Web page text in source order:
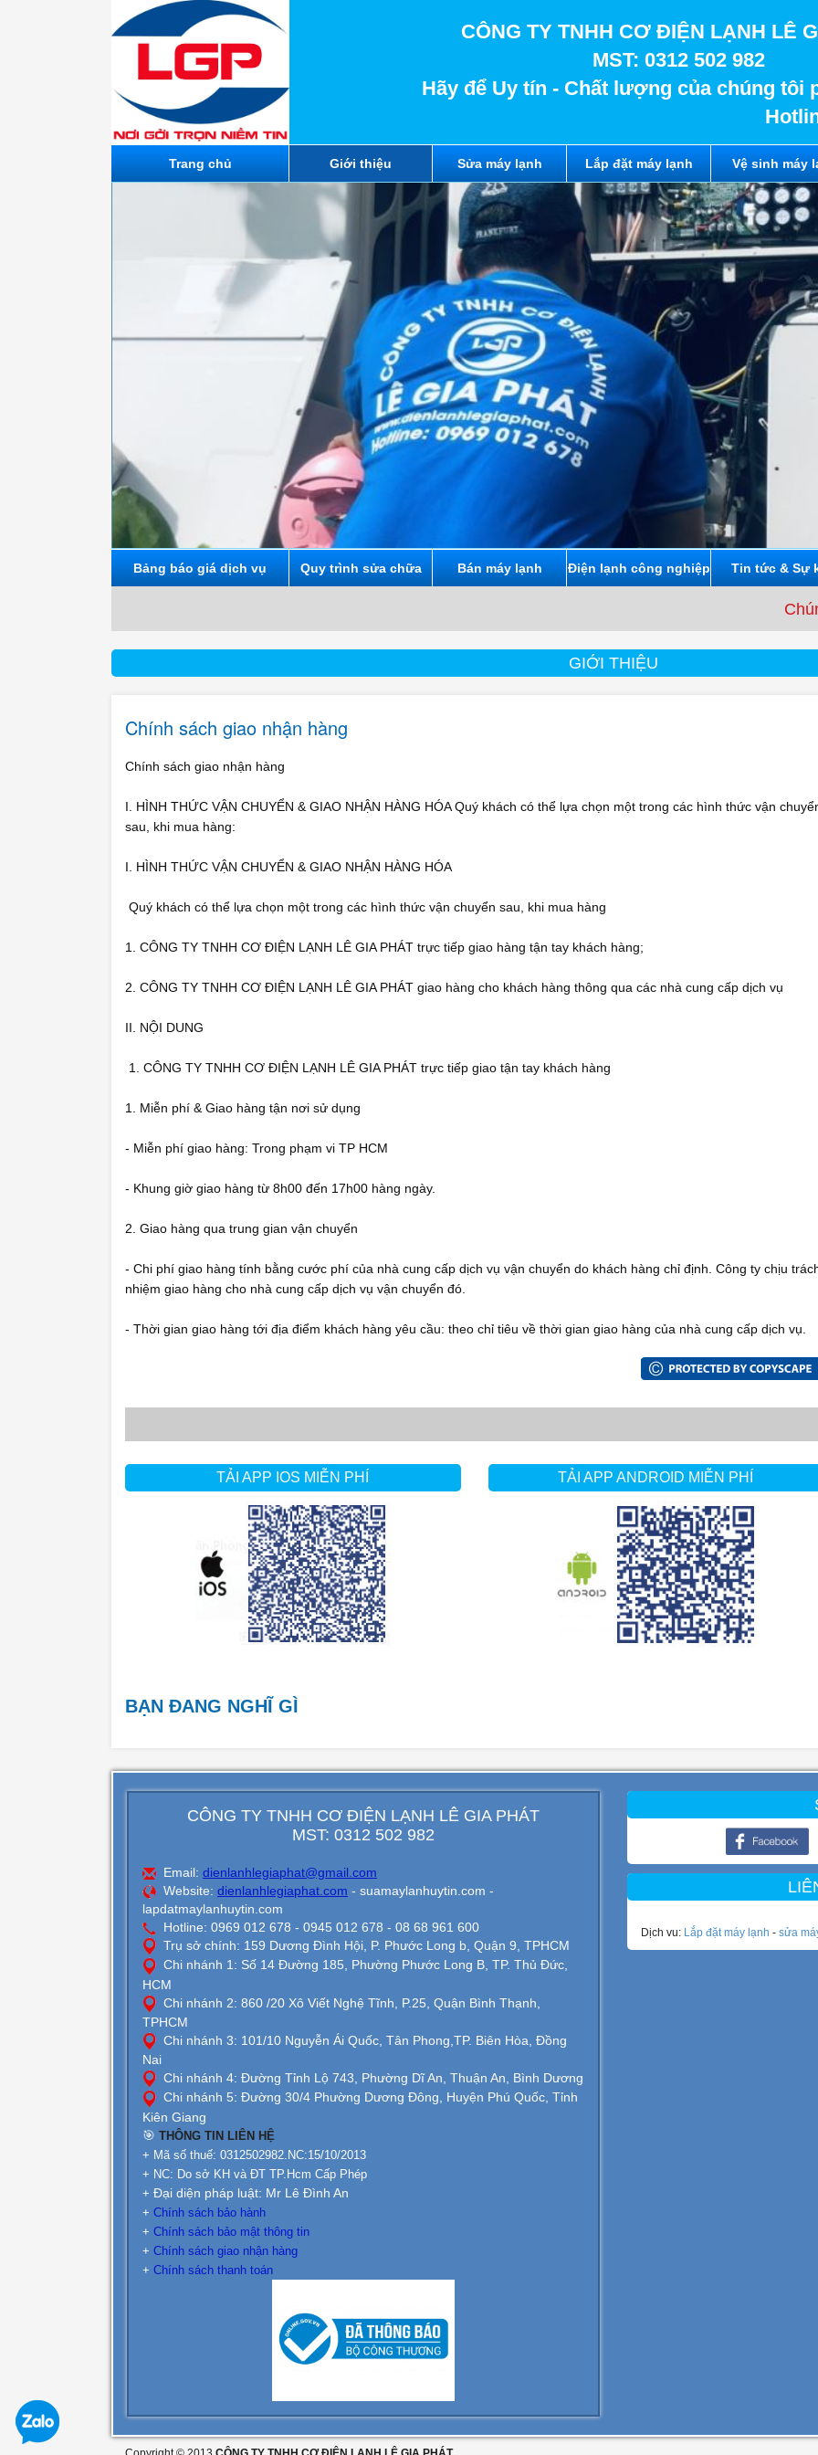
CÔNG TY TNHH CƠ ĐIỆN LẠNH LÊ
MST: 0312 502 982
Hãy để Uy tín - Chất lượng của chúng tôi
Trang chủ Giới thiệu Sửa máy lạnh Lắp đặt máy lạnh Vệ sinh máy
Bảng báo giá dịch vụ Quy trình sửa chữa Bán máy lạnh Điện lạnh công nghiệp Tin tức & Sự
Chúng
GIỚI THIỆU
Chính sách giao nhận hàng
Chính sách giao nhận hàng
I. HÌNH THỨC VẬN CHUYỂN & GIAO NHẬN HÀNG HÓA Quý khách có thể lựa chọn một trong các hình thức vận
sau, khi mua hàng:
I. HÌNH THỨC VẬN CHUYỂN & GIAO NHẬN HÀNG HÓA
Quý khách có thể lựa chọn một trong các hình thức vận chuyển sau, khi mua hàng
1. CÔNG TY TNHH CƠ ĐIỆN LẠNH LÊ GIA PHÁT trực tiếp giao hàng tận tay khách hàng;
2. CÔNG TY TNHH CƠ ĐIỆN LẠNH LÊ GIA PHÁT giao hàng cho khách hàng thông qua các nhà cung cấp dịch vụ
II. NỘI DUNG
1. CÔNG TY TNHH CƠ ĐIỆN LẠNH LÊ GIA PHÁT trực tiếp giao tận tay khách hàng
1. Miễn phí & Giao hàng tận nơi sử dụng
- Miễn phí giao hàng: Trong phạm vi TP HCM
- Khung giờ giao hàng từ 8h00 đến 17h00 hàng ngày.
2. Giao hàng qua trung gian vận chuyển
- Chi phí giao hàng tính bằng cước phí của nhà cung cấp dịch vụ vận chuyển do khách hàng chỉ định. Công ty chịu
nhiệm giao hàng cho nhà cung cấp dịch vụ vận chuyển đó.
- Thời gian giao hàng tới địa điểm khách hàng yêu cầu: theo chỉ tiêu về thời gian giao hàng của nhà cung cấp dịch vụ.
TẢI APP IOS MIỄN PHÍ TẢI APP ANDROID MIỄN PHÍ
BẠN ĐANG NGHĨ GÌ
CÔNG TY TNHH CƠ ĐIỆN LẠNH LÊ GIA PHÁT
MST: 0312 502 982
Email: dienlanhlegiaphat@gmail.com
Website: dienlanhlegiaphat.com - suamaylanhuytin.com -
lapdatmaylanhuytin.com
Hotline: 0969 012 678 - 0945 012 678 - 08 68 961 600
Trụ sở chính: 159 Dương Đình Hội, P. Phước Long b, Quận 9, TPHCM
Chi nhánh 1: Số 14 Đường 185, Phường Phước Long B, TP. Thủ Đức,
HCM
Chi nhánh 2: 860 /20 Xô Viết Nghệ Tĩnh, P.25, Quận Bình Thạnh,
TPHCM
Chi nhánh 3: 101/10 Nguyễn Ái Quốc, Tân Phong,TP. Biên Hòa, Đồng
Nai
Chi nhánh 4: Đường Tỉnh Lộ 743, Phường Dĩ An, Thuận An, Bình Dương
Chi nhánh 5: Đường 30/4 Phường Dương Đông, Huyện Phú Quốc, Tỉnh
Kiên Giang
🎯 THÔNG TIN LIÊN HỆ
+ Mã số thuế: 0312502982.NC:15/10/2013
+ NC: Do sở KH và ĐT TP.Hcm Cấp Phép
+ Đại diện pháp luật: Mr Lê Đình An
+ Chính sách bảo hành
+ Chính sách bảo mật thông tin
+ Chính sách giao nhận hàng
+ Chính sách thanh toán
Dịch vu: Lắp đặt máy lạnh - sửa